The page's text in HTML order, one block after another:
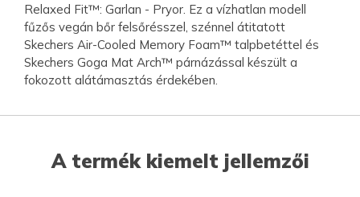
Relaxed Fit™: Garlan - Pryor. Ez a vízhatlan modell
fűzős vegán bőr felsőrésszel, szénnel átitatott
Skechers Air-Cooled Memory Foam™ talpbetéttel és
Skechers Goga Mat Arch™ párnázással készült a
fokozott alátámasztás érdekében.
A termék kiemelt jellemzői